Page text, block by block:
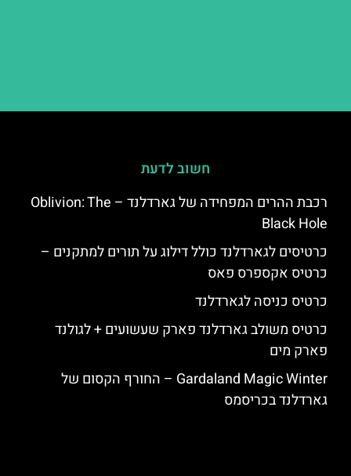
חשוב לדעת
רכבת ההרים המפחידה של גארדלנד – Oblivion: The
Black Hole
כרטיסים לגארדלנד כולל דילוג על תורים למתקנים –
כרטיס אקספרס פאס
כרטיס כניסה לגארדלנד
כרטיס משולב גארדלנד פארק שעשועים + לגולנד
פארק מים
Gardaland Magic Winter – החורף הקסום של
גארדלנד בכריסמס